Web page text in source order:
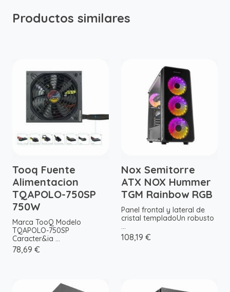
Productos similares
Tooq Fuente
Alimentacion
TQAPOLO-750SP
750W
Marca TooQ Modelo
TQAPOLO-750SP
Caracter&ia ...
78,69 €
Nox Semitorre
ATX NOX Hummer
TGM Rainbow RGB
Panel frontal y lateral de
cristal templadoUn robusto
...
108,19 €